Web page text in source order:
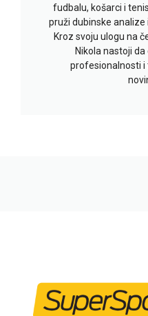
fudbalu, košarci i
pruži dubinske analize
Kroz svoju ulogu na
Nikola nastoji
profesionalnosti i